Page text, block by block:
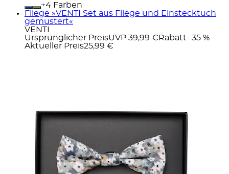
+
Farben
Fliege »VENTI Set aus Fliege und Einstecktuch
gemustert«
VENTI
Ursprünglicher PreisUVP 39,99 € Rabatt- 35 %
Aktueller Preis25,99 €